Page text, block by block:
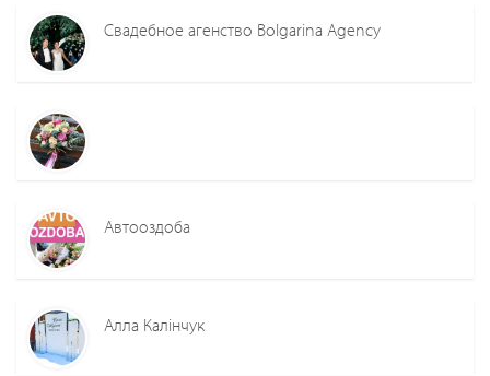
Свадебное агенство Bolgarina Agency
Автооздоба
Алла Калінчук